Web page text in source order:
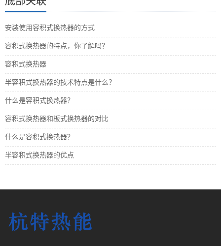
安装使用容积式换热器的方式
容积式换热器​的特点，你了解吗？
容积式换热器
半容积式换热器的技术特点是什么？
什么是容积式换热器？
容积式换热器和板式换热器的对比
什么是容积式换热器？
半容积式换热器的优点